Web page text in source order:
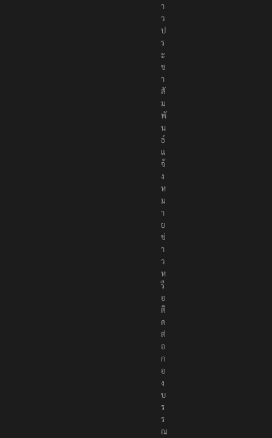
า
ว
ป
ร
ะ
ช
า
สั
ม
พั
น
ธ์
แ
จ้
ง
ห
ม
า
ย
ข่
า
ว
ห
รื
อ
ติ
ด
ต่
อ
ก
อ
ง
บ
ร
ร
ณ